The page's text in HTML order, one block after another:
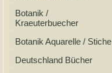
Botanik /
Kraeuterbuecher
Botanik Aquarelle / Stiche
Deutschland Bücher